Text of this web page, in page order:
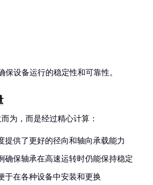
设备运行的稳定性和可靠性。
为，而是经过精心计算：
提供了更好的径向和轴向承载能力
确保轴承在高速运转时仍能保持稳定
于在各种设备中安装和更换